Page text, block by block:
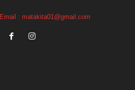
Email : matakita01@gmail.com